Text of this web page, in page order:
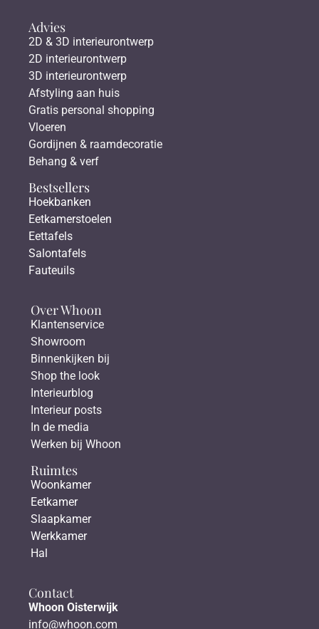
Advies
2D & 3D interieurontwerp
2D interieurontwerp
3D interieurontwerp
Afstyling aan huis
Gratis personal shopping
Vloeren
Gordijnen & raamdecoratie
Behang & verf
Bestsellers
Hoekbanken
Eetkamerstoelen
Eettafels
Salontafels
Fauteuils
Over Whoon
Klantenservice
Showroom
Binnenkijken bij
Shop the look
Interieurblog
Interieur posts
In de media
Werken bij Whoon
Ruimtes
Woonkamer
Eetkamer
Slaapkamer
Werkkamer
Hal
Contact
Whoon Oisterwijk
info@whoon.com